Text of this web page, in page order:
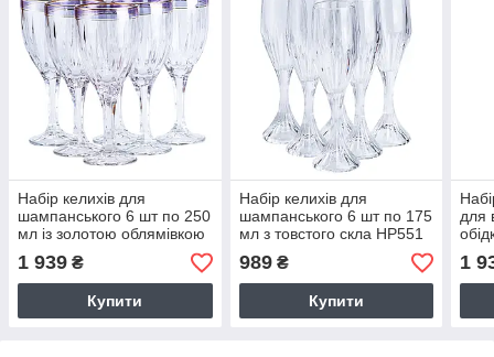
Набір келихів для
шампанського 6 шт по 250
мл із золотою облямівкою
HP549
1 939 ₴
Купити
Набір келихів для
шампанського 6 шт по 175
мл з товстого скла HP551
989₴
Купити
для
1